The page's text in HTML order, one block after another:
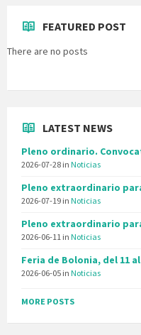
FEATURED POST
There are no posts
LATEST NEWS
Pleno ordinario.
2026-07-28 in Noticias
Pleno extraordinario
2026-07-19 in Noticias
Pleno extraordinario
2026-06-11 in Noticias
Feria de Bolonia, del 11
2026-06-05 in Noticias
MORE POSTS